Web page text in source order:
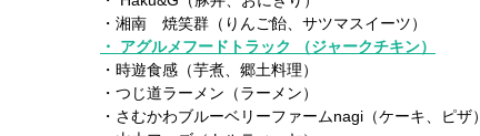
・湘南 焼笑群（りんご飴、サツマスイーツ）
・ アグルメフードトラック （ジャークチキン）
・時遊食感（芋煮、郷土料理）
・つじ道ラーメン（ラーメン）
・さむかわブルーベリーファームnagi（ケーキ、ピザ）